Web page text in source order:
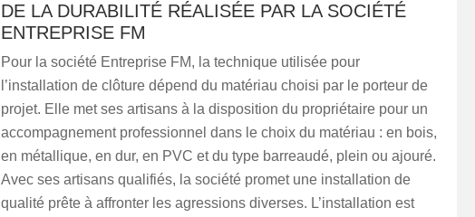
DE LA DURABILITÉ RÉALISÉE PAR LA SOCIÉTÉ
ENTREPRISE FM
Pour la société Entreprise FM, la technique utilisée pour
l’installation de clôture dépend du matériau choisi par le porteur de
projet. Elle met ses artisans à la disposition du propriétaire pour un
accompagnement professionnel dans le choix du matériau : en bois,
en métallique, en dur, en PVC et du type barreaudé, plein ou ajouré.
Avec ses artisans qualifiés, la société promet une installation de
qualité prête à affronter les agressions diverses. L’installation est